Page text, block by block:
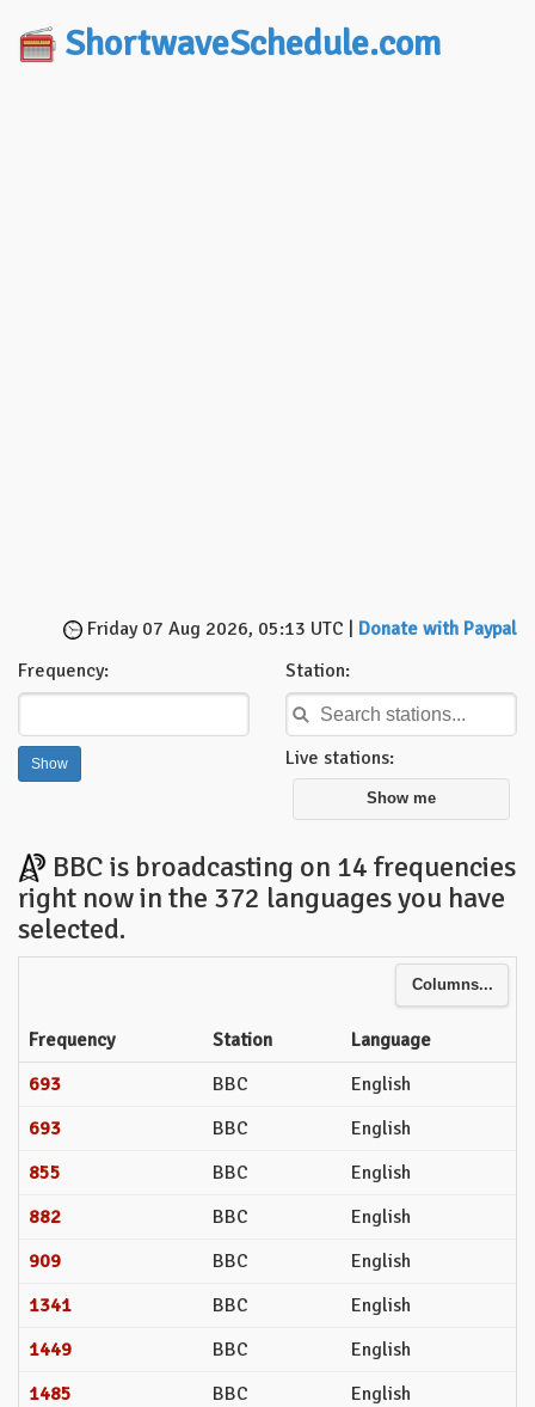
ShortwaveSchedule.com
Friday 07 Aug 2026, 05:13 UTC | Donate with Paypal
Frequency:
Station:
Live stations:
Show me
BBC is broadcasting on 14 frequencies
right now in the 372 languages you have
selected.
Columns...
Frequency Station
Language
693
BBC
English
693
BBC
English
855
BBC
English
882
BBC
English
909
BBC
English
1341
BBC
English
1449
BBC
English
1485
BBC
English